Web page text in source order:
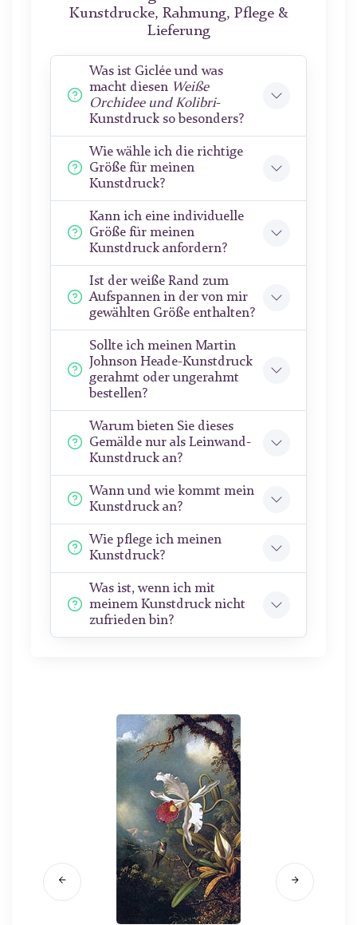
Kunstdrucke, Rahmung, Pflege &
Lieferung
Was ist Giclée und was
macht diesen Weiße
Orchidee und Kolibri-
Kunstdruck so besonders?
Wie wähle ich die richtige
Größe für meinen
Kunstdruck?
Kann ich eine individuelle
Größe für meinen
Kunstdruck anfordern?
Ist der weiße Rand zum
Aufspannen in der von mir
gewählten Größe enthalten?
Sollte ich meinen Martin
Johnson Heade-Kunstdruck
gerahmt oder ungerahmt
bestellen?
Warum bieten Sie dieses
Gemälde nur als Leinwand-
Kunstdruck an?
Wann und wie kommt mein
Kunstdruck an?
Wie pflege ich meinen
Kunstdruck?
Was ist, wenn ich mit
meinem Kunstdruck nicht
zufrieden bin?